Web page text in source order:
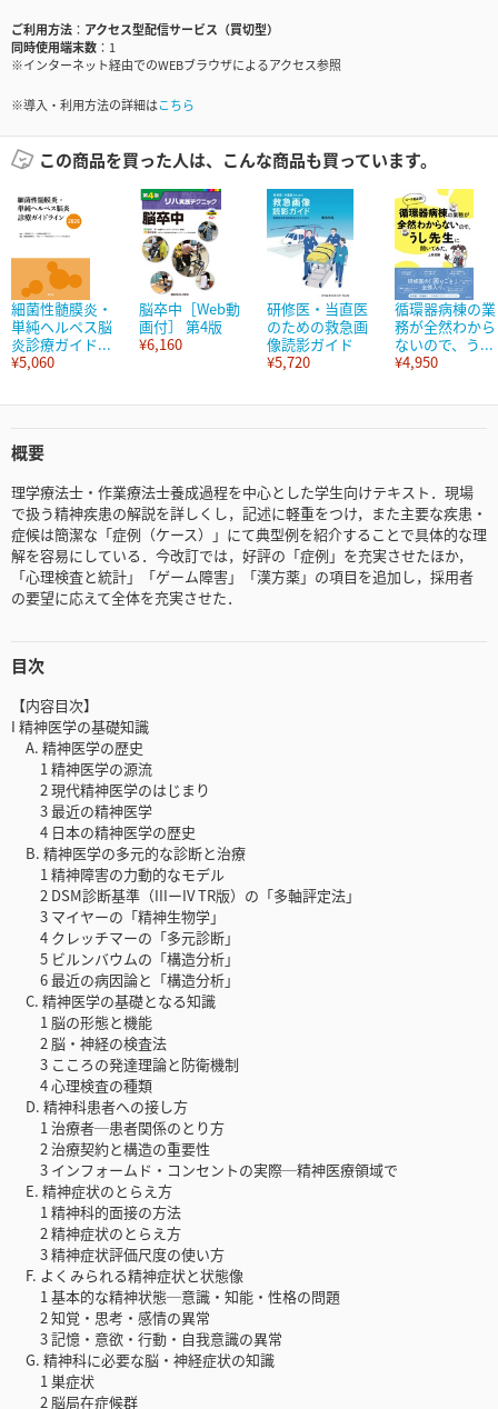
ご利用方法
アクセス型配信サービス（買切型）
同時使用端末数
1
※インターネット経由でのWEBブラウザによるアクセス参照
※導入・利用方法の詳細はこちら
この商品を買った人は、こんな商品も買っています。
細菌性髄膜炎・
単純ヘルペス脳
炎診療ガイド...
¥5,060
脳卒中［Web動
画付］ 第4版
¥6,160
研修医・当直医
のための救急画
像読影ガイド
¥5,720
循環器病棟の業
務が全然わから
ないので、う...
¥4,950
概要
理学療法士・作業療法士養成過程を中心とした学生向けテキスト．現場
で扱う精神疾患の解説を詳しくし，記述に軽重をつけ，また主要な疾患・
症候は簡潔な「症例（ケース）」にて典型例を紹介することで具体的な理
解を容易にしている．今改訂では，好評の「症例」を充実させたほか，
「心理検査と統計」「ゲーム障害」「漢方薬」の項目を追加し，採用者
の要望に応えて全体を充実させた．
目次
【内容目次】
I 精神医学の基礎知識
A. 精神医学の歴史
1 精神医学の源流
2 現代精神医学のはじまり
3 最近の精神医学
4 日本の精神医学の歴史
B. 精神医学の多元的な診断と治療
1 精神障害の力動的なモデル
2 DSM診断基準（IIIーIV TR版）の「多軸評定法」
3 マイヤーの「精神生物学」
4 クレッチマーの「多元診断」
5 ビルンバウムの「構造分析」
6 最近の病因論と「構造分析」
C. 精神医学の基礎となる知識
1 脳の形態と機能
2 脳・神経の検査法
3 こころの発達理論と防衛機制
4 心理検査の種類
D. 精神科患者への接し方
1 治療者─患者関係のとり方
2 治療契約と構造の重要性
3 インフォームド・コンセントの実際─精神医療領域で
E. 精神症状のとらえ方
1 精神科的面接の方法
2 精神症状のとらえ方
3 精神症状評価尺度の使い方
F. よくみられる精神症状と状態像
1 基本的な精神状態─意識・知能・性格の問題
2 知覚・思考・感情の異常
3 記憶・意欲・行動・自我意識の異常
G. 精神科に必要な脳・神経症状の知識
1 巣症状
2 脳局在症候群